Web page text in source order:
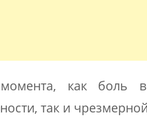
как боль
так и